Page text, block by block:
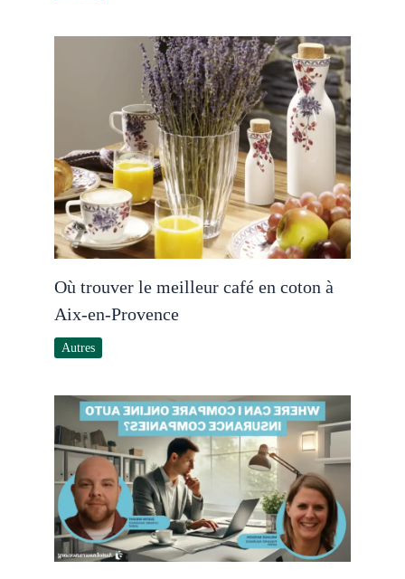
Où trouver le meilleur café en coton à
Aix-en-Provence
Autres